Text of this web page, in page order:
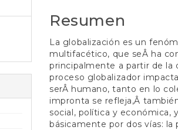
artículo
Resumen
La globalización es un
multifacético, que seÂ ha
principalmente a partir de la
proceso globalizador
serÂ humano, tanto en lo
impronta se refleja,Â
social, política y económica,
básicamente por dos vías: la